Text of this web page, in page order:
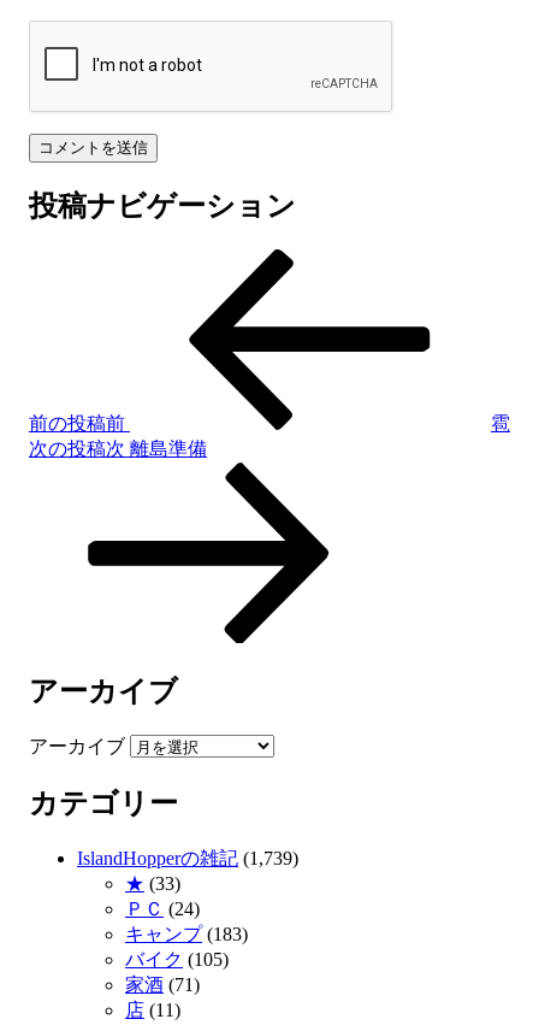
投稿ナビゲーション
前の投稿前
雹
次の投稿次 離島準備
アーカイブ
アーカイブ
カテゴリー
IslandHopperの雑記 (1,739)
★ (33)
ＰＣ (24)
キャンプ(183)
バイク (105)
家酒 (71)
店 (11)